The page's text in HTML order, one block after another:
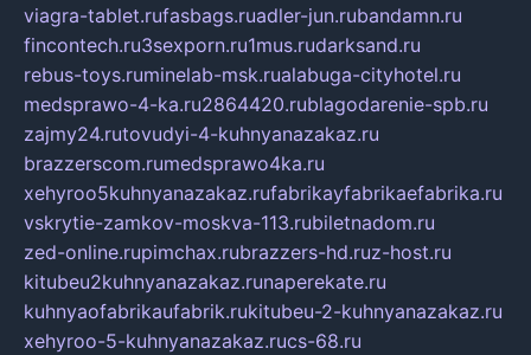
viagra-tablet.rufasbags.ruadler-jun.rubandamn.ru
fincontech.ru3sexporn.ru1mus.rudarksand.ru
rebus-toys.ruminelab-msk.rualabuga-cityhotel.ru
medsprawo-4-ka.ru2864420.rublagodarenie-spb.ru
zajmy24.rutovudyi-4-kuhnyanazakaz.ru
brazzerscom.rumedsprawo4ka.ru
xehyroo5kuhnyanazakaz.rufabrikayfabrikaefabrika.ru
vskrytie-zamkov-moskva-113.rubiletnadom.ru
zed-online.rupimchax.rubrazzers-hd.ruz-host.ru
kitubeu2kuhnyanazakaz.runaperekate.ru
kuhnyaofabrikaufabrik.rukitubeu-2-kuhnyanazakaz.ru
xehyroo-5-kuhnyanazakaz.rucs-68.ru